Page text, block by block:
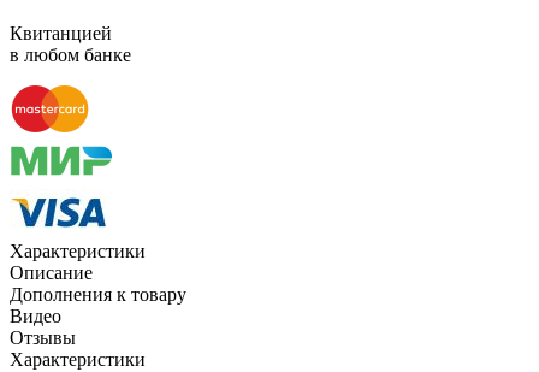
Квитанцией
в любом банке
Характеристики
Описание
Дополнения к товару
Видео
Отзывы
Характеристики